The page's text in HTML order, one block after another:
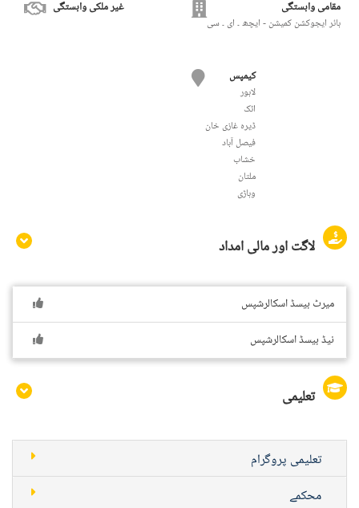
مقامی وابستگی
ہائر ایجوکشن کمیشن - ایچھ ۔ ای ۔ سی
غیر ملکی وابستگی
کیمپس
لاہور
اٹک
ڈیرہ غازی خان
فيصل آباد
خشاب
ملتان
وہاڑی
لاگت اور مالی امداد
میرٹ بیسڈ اسکالرشپس
نیڈ بیسڈ اسکالرشپس
تعلیمی
تعلیمی پروگرام
محکمے